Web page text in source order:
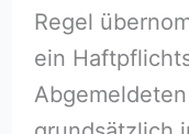
Regel
ein